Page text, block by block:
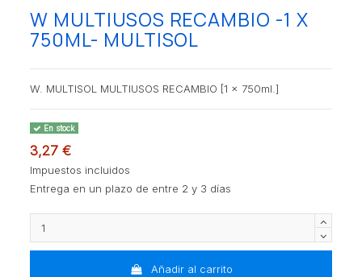
W MULTIUSOS RECAMBIO -1 X
750ML- MULTISOL
W. MULTISOL MULTIUSOS RECAMBIO [1 x 750ml.]
En stock
3,27 €
Impuestos incluidos
Entrega en un plazo de entre 2 y 3 días
Añadir al carrito